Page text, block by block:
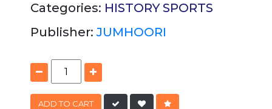
Categories: HISTORYSPORTS
Publisher:JUMHOORI
ADD TO CART